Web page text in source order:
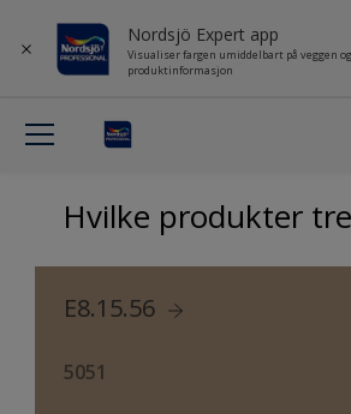
Nordsjö Expert app
Visualiser fargen umiddelbart på veggen
produktinformasjon
Hvilke produkter
E8.15.56
5051